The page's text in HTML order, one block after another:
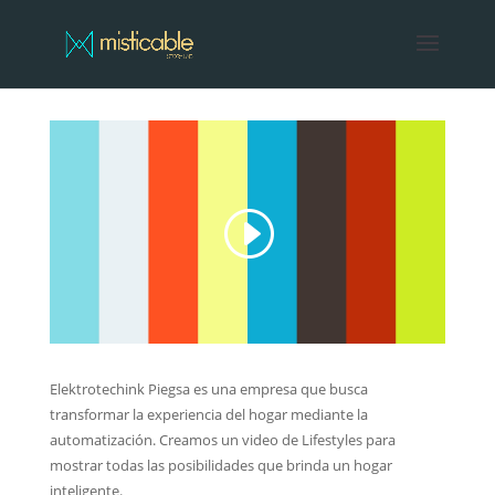
Elektrotechink Piegsa es una empresa que busca
transformar la experiencia del hogar mediante la
automatización. Creamos un video de Lifestyles para
mostrar todas las posibilidades que brinda un hogar
inteligente.